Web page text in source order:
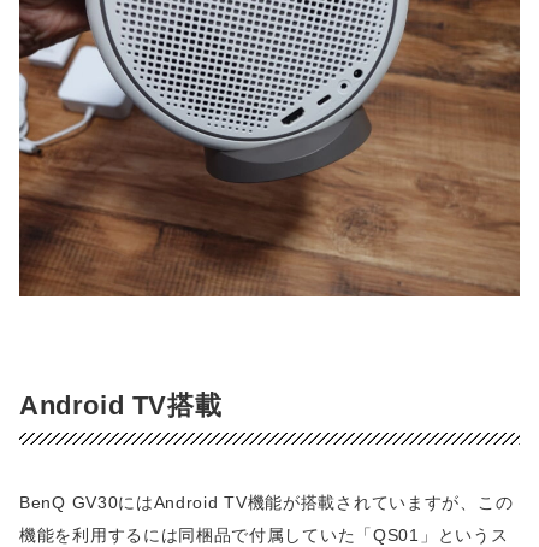
Android TV搭載
BenQ GV30にはAndroid TV機能が搭載されていますが、この
機能を利用するには同梱品で付属していた「QS01」というス